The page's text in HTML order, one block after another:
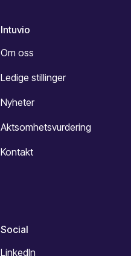
Intuvio
Om oss
Ledige stillinger
Nyheter
Aktsomhetsvurdering
Kontakt
Social
LinkedIn